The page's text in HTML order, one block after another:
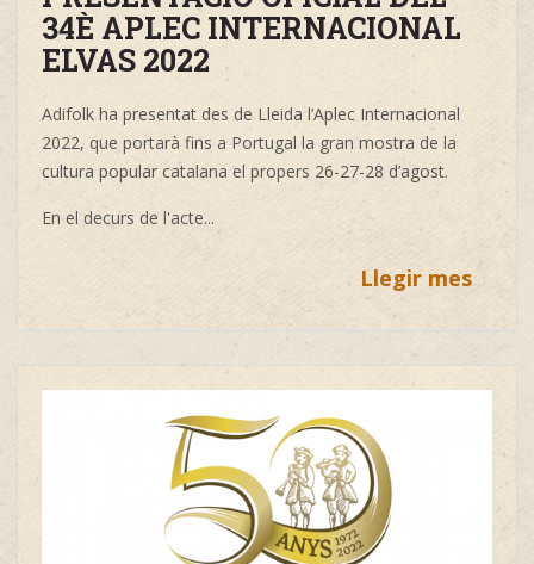
34È APLEC INTERNACIONAL
ELVAS 2022
Adifolk ha presentat des de Lleida l’Aplec Internacional
2022, que portarà fins a Portugal la gran mostra de la
cultura popular catalana el propers 26-27-28 d’agost.
En el decurs de l'acte...
Llegir mes